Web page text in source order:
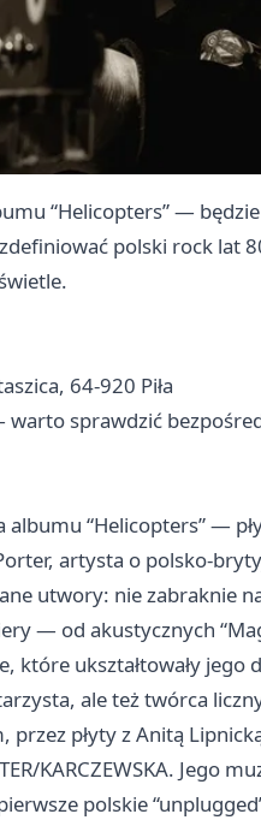
“Helicopters” —
polski rock lat
64-920 Piła
sprawdzić
“Helicopters” —
artysta o
utwory: nie zabraknie
— od akustycznych
które ukształtowały jego
ale też twórca
płyty z Anitą
KARCZEWSKA. Jego
polskie